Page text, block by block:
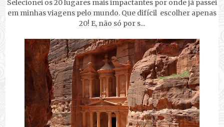
Selecionei os 20 lugares mais impactantes por onde já passei
em minhas viagens pelo mundo. Que difícil escolher apenas
20! E, não só por s...